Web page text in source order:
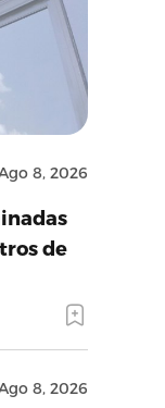
8, 2026
de
8, 2026